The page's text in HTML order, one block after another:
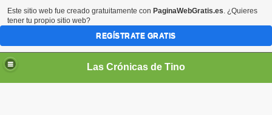
Las Crónicas de Tino
Este sitio web fue creado gratuitamente con PaginaWebGratis.es. ¿Quieres
tener tu propio sitio web?
REGÍSTRATE GRATIS